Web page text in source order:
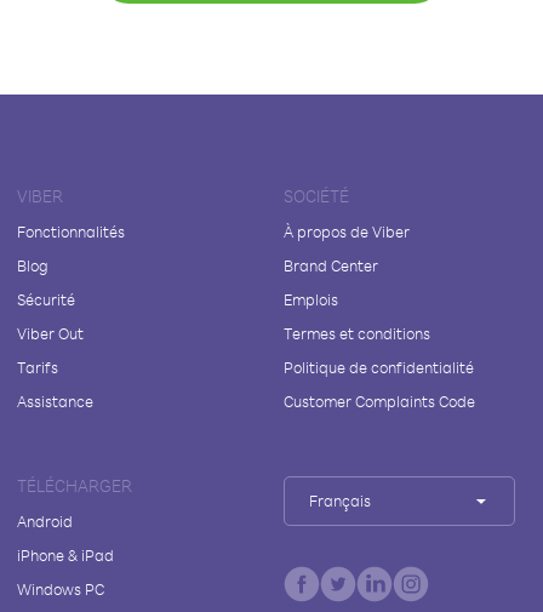
VIBER
Fonctionnalités
Blog
Sécurité
Viber Out
Tarifs
Assistance
SOCIÉTÉ
À propos de Viber
Brand Center
Emplois
Termes et conditions
Politique de confidentialité
Customer Complaints Code
TÉLÉCHARGER
Android
iPhone & iPad
Windows PC
Français